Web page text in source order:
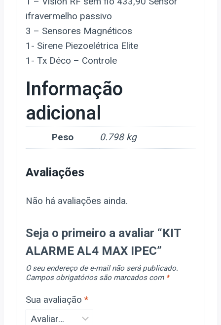
ifravermelho passivo
3 – Sensores Magnéticos
1- Sirene Piezoelétrica Elite
1- Tx Déco – Controle
Informação
adicional
Peso 0.798 kg
Avaliações
Não há avaliações ainda.
Seja o primeiro a avaliar “KIT
ALARME AL4 MAX IPEC”
O seu endereço de e-mail não será publicado.
Campos obrigatórios são marcados com *
Sua avaliação *